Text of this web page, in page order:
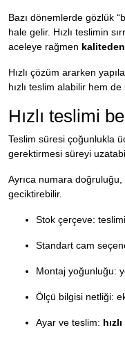
Bazı dönemlerde gözlük
hale gelir. Hızlı teslimin
aceleye rağmen
Hızlı çözüm ararken
hızlı teslim alabilir hem
Hızlı teslimi
Teslim süresi çoğunlukla
gerektirmesi süreyi
Ayrıca numara
geciktirebilir.
Stok çerçeve:
Standart cam
Montaj yoğunluğu:
Ölçü bilgisi netliği:
Ayar ve teslim: